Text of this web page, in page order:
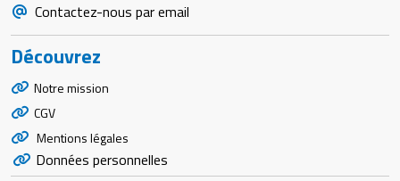
Contactez-nous par email
Découvrez
Notre mission
CGV
Mentions légales
Données personnelles